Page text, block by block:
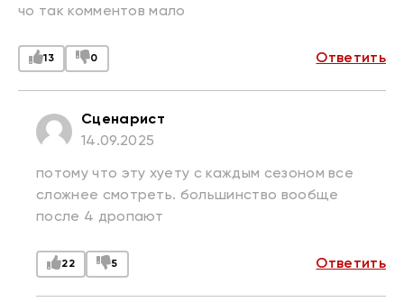
чо так комментов мало
13 0 Ответить
Сценарист
14.09.2025
потому что эту хуету с каждым сезоном все
сложнее смотреть. большинство вообще
после 4 дропают
22 5 Ответить